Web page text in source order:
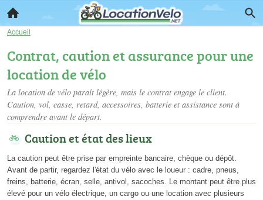
Accueil
Contrat, caution et assurance pour une
location de vélo
La location de vélo paraît légère, mais le contrat engage le client.
Caution, vol, casse, retard, accessoires, batterie et assistance sont à
comprendre avant le départ.
Caution et état des lieux
La caution peut être prise par empreinte bancaire, chèque ou dépôt.
Avant de partir, regardez l'état du vélo avec le loueur : cadre, pneus,
freins, batterie, écran, selle, antivol, sacoches. Le montant peut être plus
élevé pour un vélo électrique, un cargo ou une location avec plusieurs